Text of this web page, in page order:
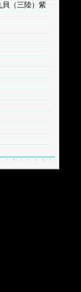
貝（三陸）紫